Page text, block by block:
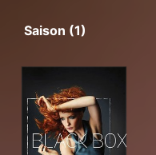
Saison (1)